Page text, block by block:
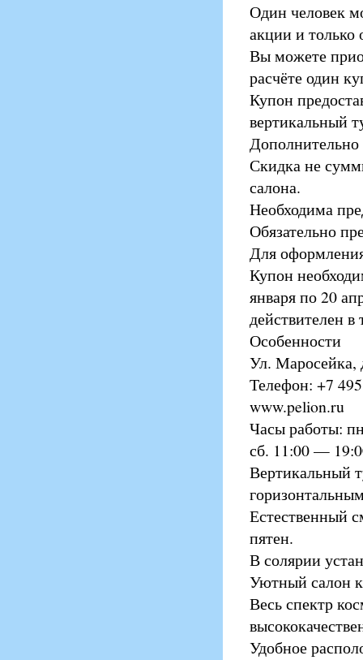
Один человек
акции и только
Вы можете
расчёте один
Купон
вертикальный
Дополнительно
Скидка не
салона.
Необходима
Обязательно
Для
Купон
января по 20
действителен в
Особенности
Ул. Маросейка,
Телефон: +7
www.pelion.ru
Часы работы:
сб. 11:00 —
Вертикальный
Естественный
пятен.
В солярии
Уютный салон
Весь спектр
Удобное